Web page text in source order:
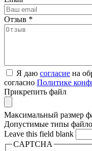
Отзыв *
Я даю согласие на
согласно Политике
Прикрепить файл
Максимальный размер
Допустимые типы
Leave this field blank
CAPTCHA